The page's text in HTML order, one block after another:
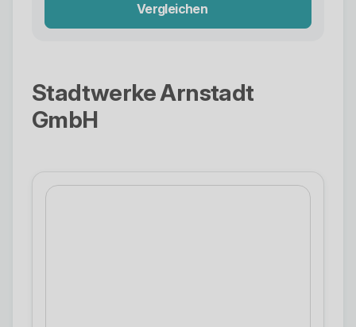
Vergleichen
Stadtwerke Arnstadt
GmbH